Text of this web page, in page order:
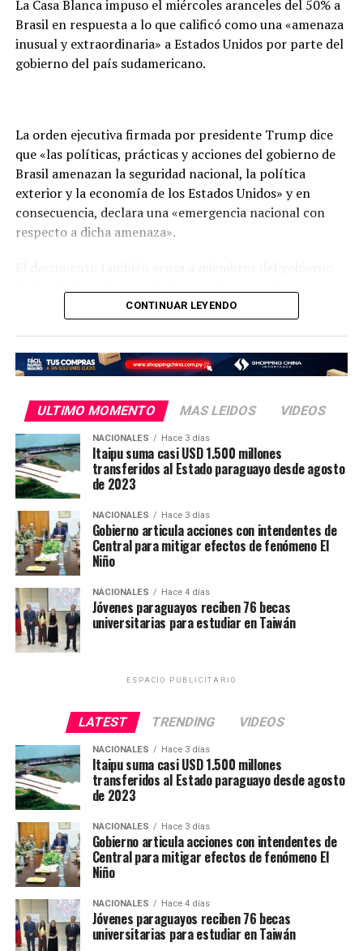
La Casa Blanca impuso el miércoles aranceles del 50% a
Brasil en respuesta a lo que calificó como una «amenaza
inusual y extraordinaria» a Estados Unidos por parte del
gobierno del país sudamericano.
La orden ejecutiva firmada por presidente Trump dice
que «las políticas, prácticas y acciones del gobierno de
Brasil amenazan la seguridad nacional, la política
exterior y la economía de los Estados Unidos» y en
consecuencia, declara una «emergencia nacional con
respecto a dicha amenaza».
derechos humanos».
Trump había anunciado el 9 de julio que gravaría a los
productos brasileños que entran a EE.UU. con un arancel
del 50%, vinculando esa medida directamente a lo que
definió como una «caza de brujas» contra el
expresidente Jair Bolsonaro.
Así también, Washington anunció nuevas sanciones
contra Alexandre de Moraes, el juez del Tribunal
Supremo de Brasil que ha liderado la investigación en
torno a si Bolsonaro planeó un golpe de Estado tras
perder las elecciones en 2022, acusación que el
expresidente niega.
CONTINUAR LEYENDO
ULTIMO MOMENTO MAS LEIDOS VIDEOS
NACIONALES Hace 3 días
Itaipu suma casi USD 1.500 millones
transferidos al Estado paraguayo desde agosto
de 2023
NACIONALES Hace 3 días
Gobierno articula acciones con intendentes de
Central para mitigar efectos de fenómeno El
Niño
NACIONALES Hace 4 días
Jóvenes paraguayos reciben 76 becas
universitarias para estudiar en Taiwán
ESPACIO PUBLICITARIO
LATEST TRENDING VIDEOS
NACIONALES Hace 3 días
Itaipu suma casi USD 1.500 millones
transferidos al Estado paraguayo desde agosto
de 2023
NACIONALES Hace 3 días
Gobierno articula acciones con intendentes de
Central para mitigar efectos de fenómeno El
Niño
NACIONALES Hace 4 días
Jóvenes paraguayos reciben 76 becas
universitarias para estudiar en Taiwán